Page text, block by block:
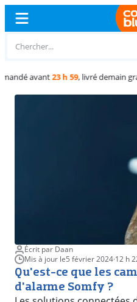
Écrit par Daan
Mis à jour le5 février 2024·12 h
Qu'est-ce que les
d'alarme Somfy ?